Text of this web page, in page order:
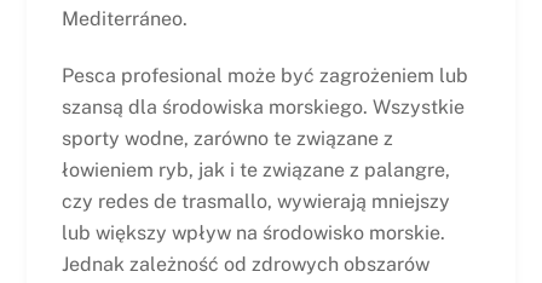
Mediterráneo.
Pesca profesional może być zagrożeniem lub
szansą dla środowiska morskiego. Wszystkie
sporty wodne, zarówno te związane z
łowieniem ryb, jak i te związane z palangre,
czy redes de trasmallo, wywierają mniejszy
lub większy wpływ na środowisko morskie.
Jednak zależność od zdrowych obszarów